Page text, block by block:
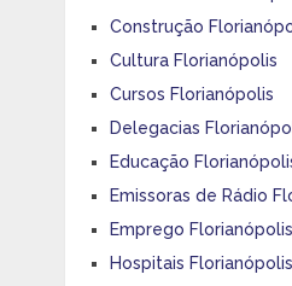
Construção
Cultura Florianópolis
Cursos Florianópolis
Delegacias
Educação
Emissoras de Rádio
Emprego Florianópolis
Hospitais Florianópolis